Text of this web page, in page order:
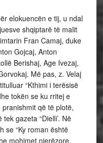
elokuencën e tij, u ndal
shqiptarë të malit
Fran Camaj, duke
Gojcaj, Anton
Berishaj, Age Ivezaj,
Më pas, z. Velaj
“Kthimi i terësisë
tokën se ku rritej e
që të plotë,
gazeta “Dielli’. Në
se “Ky roman është
mohimet njerëzore.